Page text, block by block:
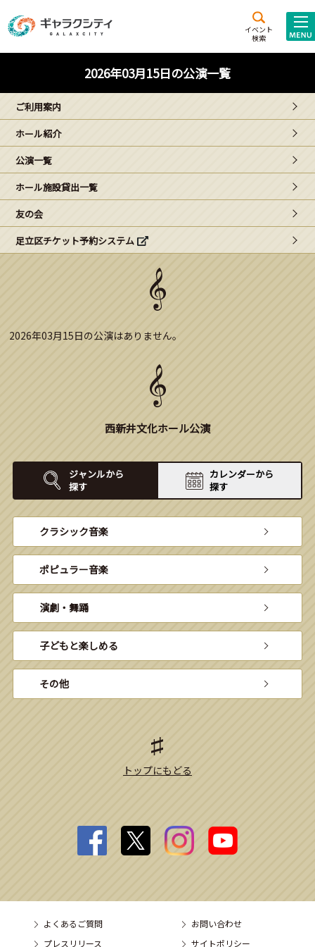
イベント
検索
施設案内
西新井
文化ホール
ギャラクシティとは
こどもみーてぃんぐ
Gがくえん
ブランドからのお知らせ
2026年03月15日の公演一覧
ご利用案内
ホール紹介
公演一覧
ホール施設貸出一覧
友の会
足立区チケット予約システム
2026年03月15日の公演はありません。
西新井文化ホール公演
ジャンルから
探す
カレンダーから
探す
クラシック音楽
ポピュラー音楽
演劇・舞踊
子どもと楽しめる
その他
トップにもどる
よくあるご質問
お問い合わせ
プレスリリース
サイトポリシー